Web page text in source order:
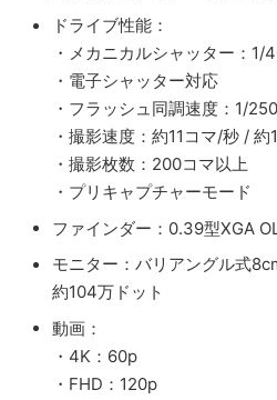
ドライブ性能：
・メカニカルシャッター：1/
・電子シャッター対応
・フラッシュ同調速度：1/
・撮影速度：約11コマ/秒 /
・撮影枚数：200コマ以上
・プリキャプチャーモード
ファインダー：0.39型XGA
モニター：バリアングル式
約104万ドット
動画：
・4K：60p
・FHD：120p